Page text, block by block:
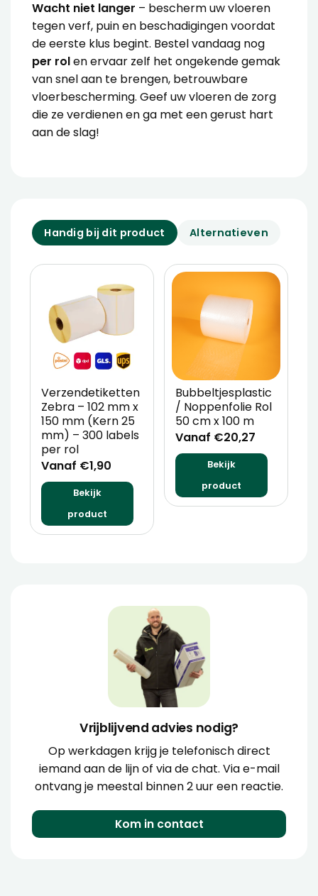
Wacht niet langer – bescherm uw vloeren
tegen verf, puin en beschadigingen voordat
de eerste klus begint. Bestel vandaag nog
per rolen ervaar zelf het ongekende gemak
van snel aan te brengen, betrouwbare
vloerbescherming. Geef uw vloeren de zorg
die ze verdienen en ga met een gerust hart
aan de slag!
Handig bij dit product Alternatieven
Verzendetiketten
Zebra – 102 mm x
150 mm (Kern 25
mm) – 300 labels
per rol
Vanaf €1,90
Bekijk
product
Bubbeltjesplastic
/ Noppenfolie Rol
50 cm x 100 m
Vanaf €20,27
Bekijk
product
Vrijblijvend advies nodig?
Op werkdagen krijg je telefonisch direct
iemand aan de lijn of via de chat. Via e-mail
ontvang je meestal binnen 2 uur een reactie.
Kom in contact